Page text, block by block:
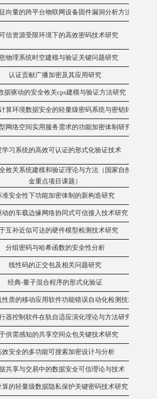
向量的跨平台物联网设备固件漏洞分析方法研究
信资源受限环境下的高效密码技术研究
物理系统时空建模与验证关键问题研究
认证贡献广播加密及其应用研究
据驱动的安全攸关cps建模与验证方法研究
算环境数据安全的轻量级密码系统与密钥封装
网络空间实用服务需求的功能加密体制研究
学习系统的高效可认证的形式化验证技术
攸关系统建模和验证理论与方法（国家自然科学基
金重点项目课题）
准安全性下功能加密体制的新构造研究
动的车载边缘网络协同式可信接入技术研究
互补近似可达的硬件模型检测技术研究
分组密码与哈希函数的安全性分析
线性码的正交包及相关问题研究
经典-量子混合程序的形式化验证
质的移动应用软件功能错误自动化检测技术
器控制软件在轨自适应演化理论与方法研究
供需感知的共享空间众包关键技术研究
效安全的多功能可搜索加密设计与分析
共享与交易中的数据安全可信理论与技术
算的轻量级数据隐私保护关键密码技术研究